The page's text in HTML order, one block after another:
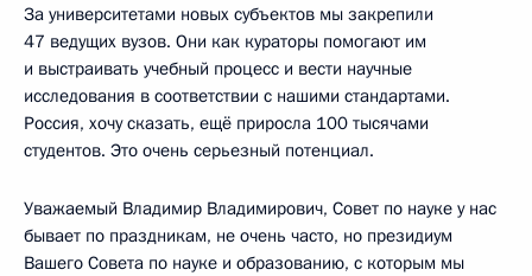
За университетами новых субъектов мы закрепили
47 ведущих вузов. Они как кураторы помогают им
и выстраивать учебный процесс и вести научные
исследования в соответствии с нашими стандартами.
Россия, хочу сказать, ещё приросла 100 тысячами
студентов. Это очень серьезный потенциал.
Уважаемый Владимир Владимирович, Совет по науке у нас
бывает по праздникам, не очень часто, но президиум
Вашего Совета по науке и образованию, с которым мы